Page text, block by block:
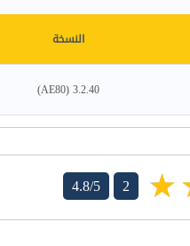
النسخة
3.2.40 (AE80)
4.8/5 2